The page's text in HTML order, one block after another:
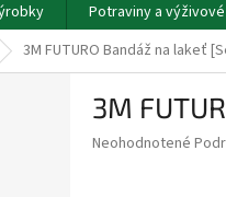
Potraviny a
3M FUTURO Bandáž na lakeť
3M
Priemerné
Neohodnotené